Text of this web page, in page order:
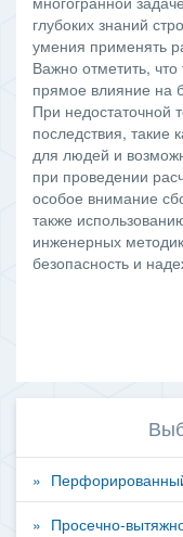
глубоких знаний
умения применять
Важно отметить,
прямое влияние на
При недостаточной
последствия, такие
для людей и
при проведении
особое внимание
также
инженерных
безопасность и
Просечно-